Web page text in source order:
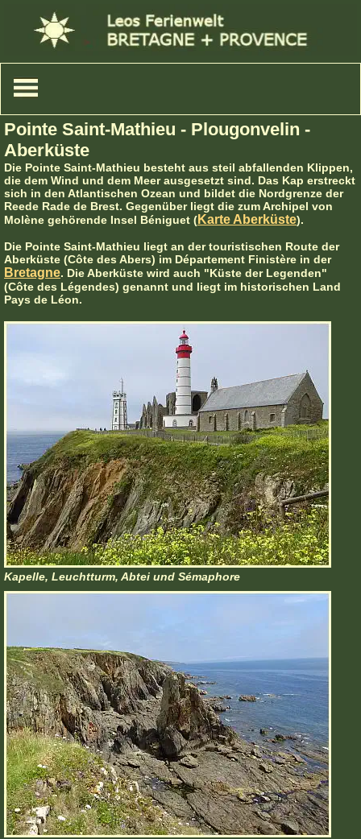
Pointe Saint-Mathieu - Plougonvelin -
Aberküste
Die Pointe Saint-Mathieu besteht aus steil abfallenden Klippen,
die dem Wind und dem Meer ausgesetzt sind. Das Kap erstreckt
sich in den Atlantischen Ozean und bildet die Nordgrenze der
Reede Rade de Brest. Gegenüber liegt die zum Archipel von
Molène gehörende Insel Béniguet (Karte Aberküste).
Die Pointe Saint-Mathieu liegt an der touristischen Route der
Aberküste (Côte des Abers) im Département Finistère in der
Bretagne. Die Aberküste wird auch "Küste der Legenden"
(Côte des Légendes) genannt und liegt im historischen Land
Pays de Léon.
Kapelle, Leuchtturm, Abtei und Sémaphore